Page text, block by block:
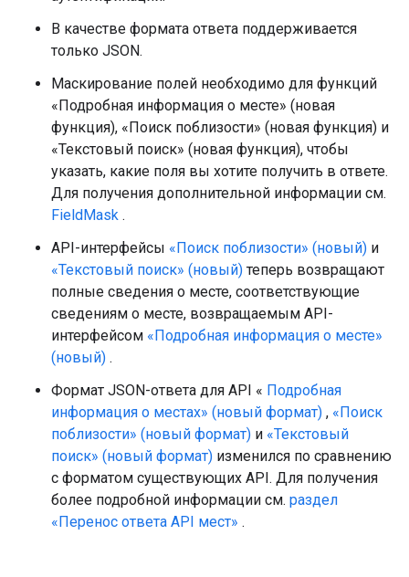
В качестве формата ответа поддерживается
только JSON.
Маскирование полей необходимо для функций
«Подробная информация о месте» (новая
функция), «Поиск поблизости» (новая функция) и
«Текстовый поиск» (новая функция), чтобы
указать, какие поля вы хотите получить в ответе.
Для получения дополнительной информации см.
FieldMask .
API-интерфейсы «Поиск поблизости» (новый) и
«Текстовый поиск» (новый) теперь возвращают
полные сведения о месте, соответствующие
сведениям о месте, возвращаемым API-
интерфейсом «Подробная информация о месте»
(новый) .
Формат JSON-ответа для API « Подробная
информация о местах» (новый формат) , «Поиск
поблизости» (новый формат) и «Текстовый
поиск» (новый формат) изменился по сравнению
с форматом существующих API. Для получения
более подробной информации см. раздел
«Перенос ответа API мест» .